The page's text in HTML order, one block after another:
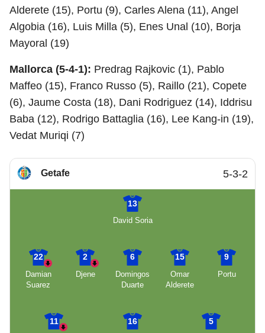
Alderete (15), Portu (9), Carles Alena (11), Angel
Algobia (16), Luis Milla (5), Enes Unal (10), Borja
Mayoral (19)
Mallorca (5-4-1): Predrag Rajkovic (1), Pablo
Maffeo (15), Franco Russo (5), Raillo (21), Copete
(6), Jaume Costa (18), Dani Rodriguez (14), Iddrisu
Baba (12), Rodrigo Battaglia (16), Lee Kang-in (19),
Vedat Muriqi (7)
Getafe 5-3-2
13
David Soria
22
Damian
Suarez
2
Djene
6
Domingos
Duarte
15
Omar
Alderete
9
Portu
11
16
5